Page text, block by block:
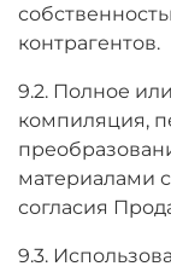
контрагентов.
9.2. Полное
компиляция,
материалами
согласия
9.3.